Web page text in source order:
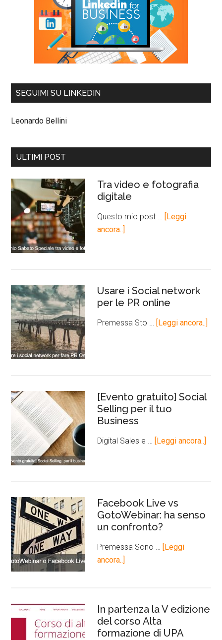
SEGUIMI SU LINKEDIN
Leonardo Bellini
ULTIMI POST
Tra video e fotografia
digitale
Questo mio post …
[Leggi
ancora..]
Usare i Social network
per le PR online
Premessa Sto … [Leggi ancora..]
[Evento gratuito] Social
Selling per il tuo
Business
Digital Sales e … [Leggi ancora..]
Facebook Live vs
GotoWebinar: ha senso
un confronto?
Premessa Sono …
[Leggi
ancora..]
In partenza la V edizione
del corso Alta
formazione di UPA